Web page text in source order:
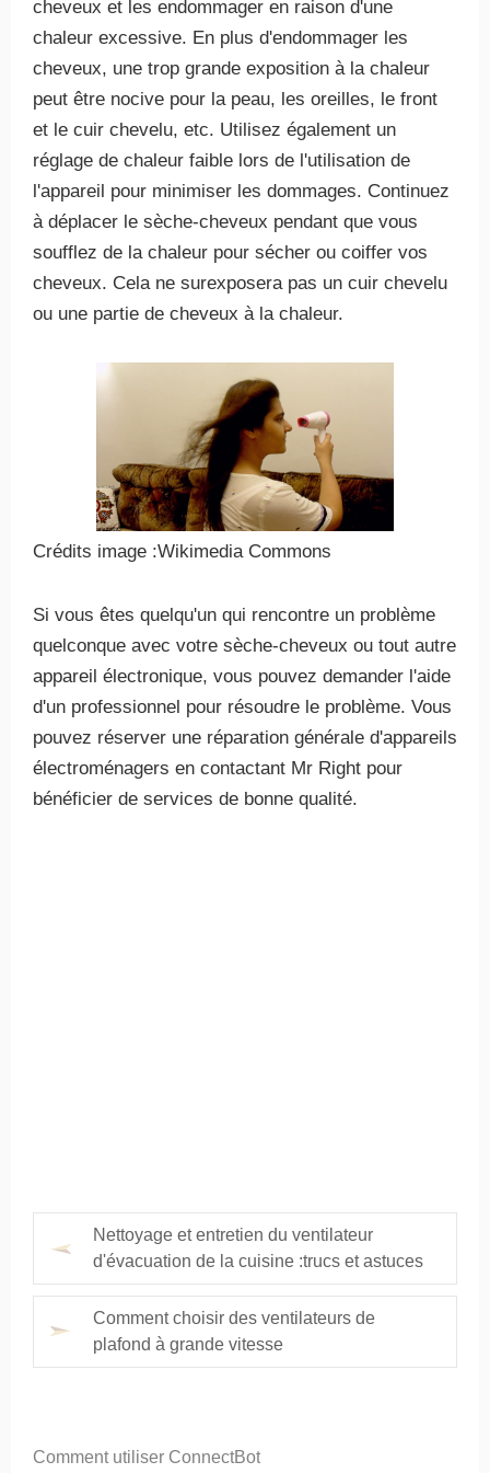
cheveux et les endommager en raison d'une
chaleur excessive. En plus d'endommager les
cheveux, une trop grande exposition à la chaleur
peut être nocive pour la peau, les oreilles, le front
et le cuir chevelu, etc. Utilisez également un
réglage de chaleur faible lors de l'utilisation de
l'appareil pour minimiser les dommages. Continuez
à déplacer le sèche-cheveux pendant que vous
soufflez de la chaleur pour sécher ou coiffer vos
cheveux. Cela ne surexposera pas un cuir chevelu
ou une partie de cheveux à la chaleur.
Crédits image :Wikimedia Commons
Si vous êtes quelqu'un qui rencontre un problème
quelconque avec votre sèche-cheveux ou tout autre
appareil électronique, vous pouvez demander l'aide
d'un professionnel pour résoudre le problème. Vous
pouvez réserver une réparation générale d'appareils
électroménagers en contactant Mr Right pour
bénéficier de services de bonne qualité.
Nettoyage et entretien du ventilateur
d'évacuation de la cuisine :trucs et astuces
Comment choisir des ventilateurs de
plafond à grande vitesse
Comment utiliser ConnectBot